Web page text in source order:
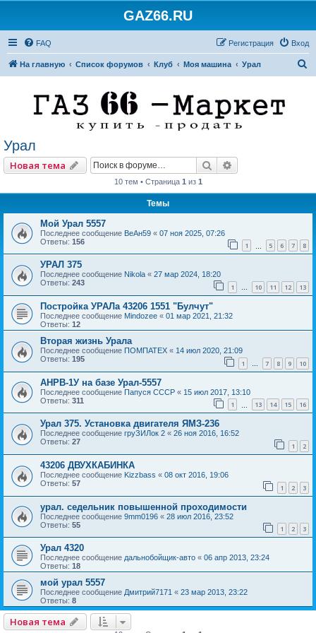
GAZ66.RU
FAQ Вход
Регистрация
На главную Список форумов Клуб Моя машина Урал
Урал
Новая тема Поиск
10 тем • Страница 1 из 1
Темы
Мой Урал 5557
Последнее сообщение ВеАн59 « 07 ноя 2025, 07:26
Ответы: 156 1 5 6 7 8
УРАЛ 375
Последнее сообщение Nikola « 27 мар 2024, 18:20
Ответы: 243 1 … 10 11 12 13
Постройка УРАЛа 43206 1551 "Булчут"
Последнее сообщение Mindozee « 01 мар 2021, 21:32
Ответы: 12
Вторая жизнь Урала
Последнее сообщение ПОМПАТЕХ « 14 июл 2020, 21:09
Ответы: 195 1 … 7 8 9 10
АНРВ-1У на базе Урал-5557
Последнее сообщение Папуся СССР « 15 июл 2017, 13:10
Ответы: 311 1 13 14 15 16
Урал 375. Установка двигателя ЯМЗ-236
Последнее сообщение груЗИЛок 2 « 26 ноя 2016, 16:52
Ответы: 27 1 2
43206 ДВУХКАБИНКА
Последнее сообщение Kizzbass « 08 окт 2016, 19:06
Ответы: 57 1 2 3
урал. седельник повышенной проходимости
Последнее сообщение 9mm0196 « 28 июл 2016, 23:52
Ответы: 55 1 2 3
Урал 4320
Последнее сообщение дальнобойщик-авто « 06 апр 2013, 23:24
Ответы: 18
мой урал 5557
Последнее сообщение Дмитрий7171 « 23 мар 2013, 23:22
Ответы: 8
Новая тема